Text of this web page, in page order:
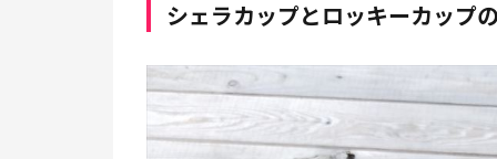
シェラカップとロッキーカップ